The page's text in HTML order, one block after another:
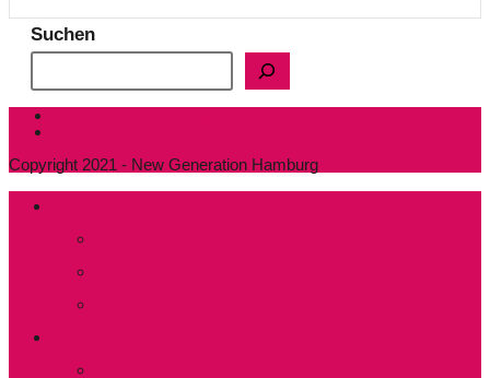
Suchen
Copyright 2021 - New Generation Hamburg